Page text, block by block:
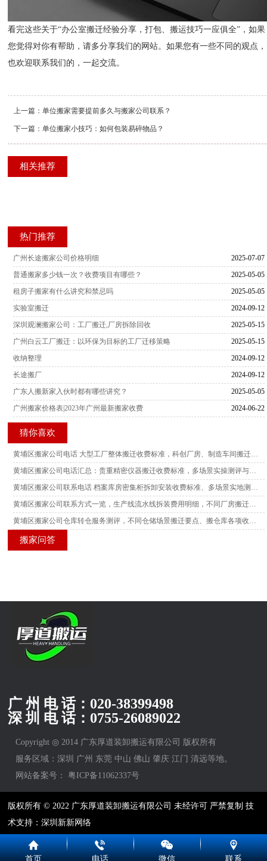
看完这些关于“办公室搬迁经验分享，打包、搬运技巧一应俱全”，如果
您觉得对你有帮助，请多分享我们的网站。如果您有一些不同的观点，
也欢迎联系我们的，一起交流。
上一篇：单位搬家需要提前多久与搬家公司联系？
下一篇：单位搬家小技巧：如何包装易碎物品？
相关推荐
热门推荐
2025-07-07
广州长途搬家公司价格明细
2025-05-05
普通搬家多少钱一次？收费项目有哪些？
2025-05-05
租房子搬家有什么讲究和禁忌吗
2024-09-12
实验室搬迁
2025-05-15
深圳观澜搬家公司：工厂搬迁,厂房拆除回收
2025-05-15
广州白云工厂搬迁：以环保为目标的工厂迁移策略
2024-09-12
收纳整理
2024-09-12
长途搬厂
2025-05-05
广东人搬新家入伙时都有哪些讲究？
2024-06-22
广州搬家价格表|2023年广州最新搬家收费
猜你喜欢
黄埔区搬家公司电话 大型工厂整体搬迁收费标准，科创厂房、制造车间搬迁真实场景测评参考
黄埔区搬家公司电话汇总：贵重精密仪器搬迁收费标准，多场景实操测评与搬迁风险参考
黄埔区搬家公司联系电话 档案库房密集柜拆卸安装收费标准、多场景实地测评与搬迁实操参考
黄埔区搬家公司联系方式一览，生产线流水线拆装费用明细，不同厂房搬迁场景实测测评解读
黄埔区搬家公司仓库转仓服务测评，不同仓储场景搬迁要点、搬仓库各项收费标准参考
搬家问答
广 州 电 话： 020-38399498
深 圳 电 话： 0755-26089022
Copyright ◎ 2014 广东厚道装卸搬运有限公司 版权所有
服务区域：深圳 广州 东莞 中山 佛山 肇庆 江门 清远等地。
网站备案号：粤ICP备11062337号
版权所有 © 2022 广东厚道装卸搬运有限公司 未经许可 严禁复制 技
术支持：深圳新新网络
首页 电话 微信 联系